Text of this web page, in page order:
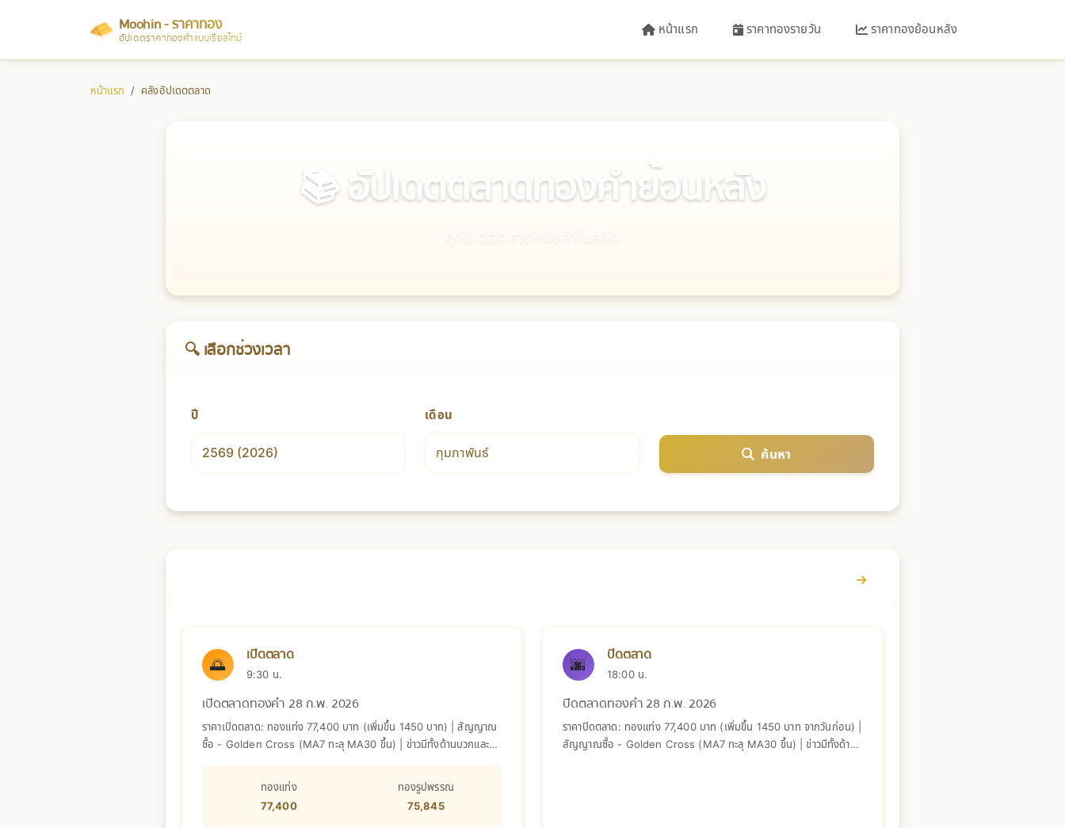
Moohin - ราคาทอง
อัปเดตราคาทองคำแบบเรียลไทม์
หน้าแรก ราคาทองรายวัน ราคาทองย้อนหลัง
หน้าแรก คลังอัปเดตตลาด
📚 อัปเดตตลาดทองคำย้อนหลัง
ดูอัปเดตตลาดทองคำในอดีต
🔍 เลือกช่วงเวลา
ปี เดือน
ค้นหา
🌅 เปิดตลาด
9:30 น.
เปิดตลาดทองคำ 28 ก.พ. 2026
ราคาเปิดตลาด: ทองแท่ง 77,400 บาท (เพิ่มขึ้น 1450 บาท) | สัญญาณ
ซื้อ - Golden Cross (MA7 ทะลุ MA30 ขึ้น) | ข่าวมีทั้งด้านบวกและลบ
ทองแท่ง
77,400
ทองรูปพรรณ
75,845
🌆 ปิดตลาด
18:00 น.
ปิดตลาดทองคำ 28 ก.พ. 2026
ราคาปิดตลาด: ทองแท่ง 77,400 บาท (เพิ่มขึ้น 1450 บาท จากวันก่อน) |
สัญญาณซื้อ - Golden Cross (MA7 ทะลุ MA30 ขึ้น) | ข่าวมีทั้งด้าน